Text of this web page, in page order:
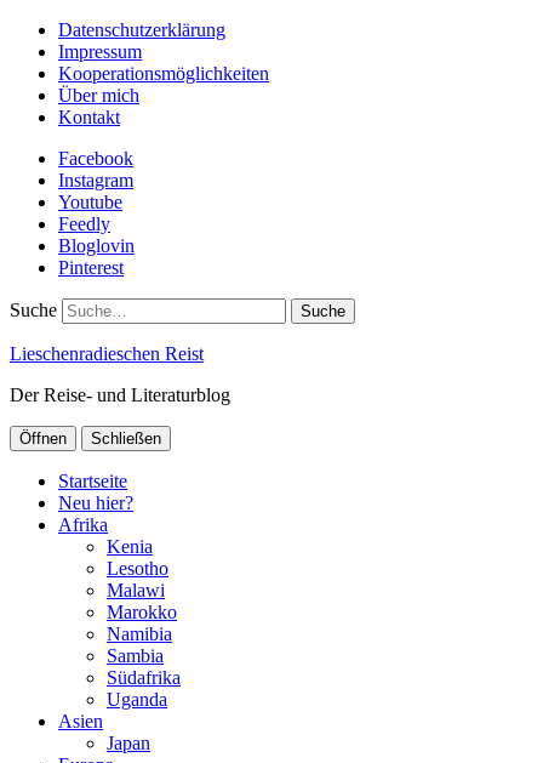
Datenschutzerklärung
Impressum
Kooperationsmöglichkeiten
Über mich
Kontakt
Facebook
Instagram
Youtube
Feedly
Bloglovin
Pinterest
Suche
Lieschenradieschen Reist
Der Reise- und Literaturblog
Öffnen Schließen
Startseite
Neu hier?
Afrika
Kenia
Lesotho
Malawi
Marokko
Namibia
Sambia
Südafrika
Uganda
Asien
Japan